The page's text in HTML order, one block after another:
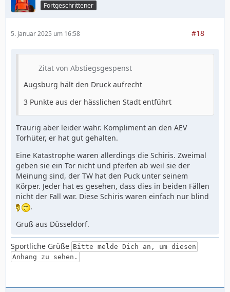
Fortgeschrittener
5. Januar 2025 um 16:58 #18
Zitat von Abstiegsgespenst
Augsburg hält den Druck aufrecht
3 Punkte aus der hässlichen Stadt entführt
Traurig aber leider wahr. Kompliment an den AEV
Torhüter, er hat gut gehalten.
Eine Katastrophe waren allerdings die Schiris. Zweimal
geben sie ein Tor nicht und pfeifen ab weil sie der
Meinung sind, der TW hat den Puck unter seinem
Körper. Jeder hat es gesehen, dass dies in beiden Fällen
nicht der Fall war. Diese Schiris waren einfach nur blind
.
Gruß aus Düsseldorf.
Sportliche Grüße Bitte melde Dich an, um diesen
Anhang zu sehen.